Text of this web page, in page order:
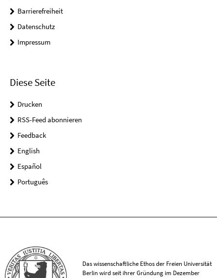
Barrierefreiheit
Datenschutz
Impressum
Diese Seite
Drucken
RSS-Feed abonnieren
Feedback
English
Español
Português
Das wissenschaftliche Ethos der Freien Universität
Berlin wird seit ihrer Gründung im Dezember